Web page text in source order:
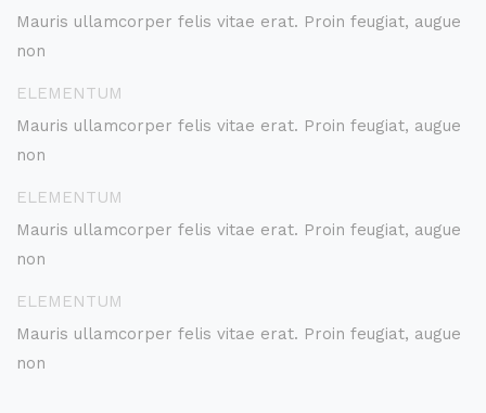
Mauris ullamcorper felis vitae erat. Proin feugiat, augue
non
ELEMENTUM
Mauris ullamcorper felis vitae erat. Proin feugiat, augue
non
ELEMENTUM
Mauris ullamcorper felis vitae erat. Proin feugiat, augue
non
ELEMENTUM
Mauris ullamcorper felis vitae erat. Proin feugiat, augue
non